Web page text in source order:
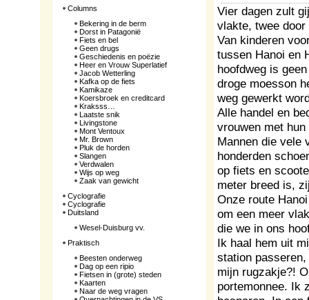
Columns
Bekering in de berm
Dorst in Patagonië
Fiets en bel
Geen drugs
Geschiedenis en poëzie
Heer en Vrouw Superlatief
Jacob Wetterling
Kafka op de fiets
Kamikaze
Koersbroek en creditcard
Kraksss…
Laatste snik
Livingstone
Mont Ventoux
Mr. Brown
Pluk de horden
Slangen
Verdwalen
Wijs op weg
Zaak van gewicht
Cyclografie
Cyclografie
Duitsland
Wesel-Duisburg vv.
Praktisch
Beesten onderweg
Dag op een ripio
Fietsen in (grote) steden
Kaarten
Naar de weg vragen
Vier dagen zult
vlakte, twee door
Van kinderen
tussen Hanoi en
hoofdweg is
droge moesson
weg gewerkt
Alle handel en
vrouwen met
Mannen die vele
honderden
op fiets en
meter breed is,
Onze route
om een meer
die we in ons
Ik haal hem uit
station
mijn rugzakje?!
portemonnee. Ik